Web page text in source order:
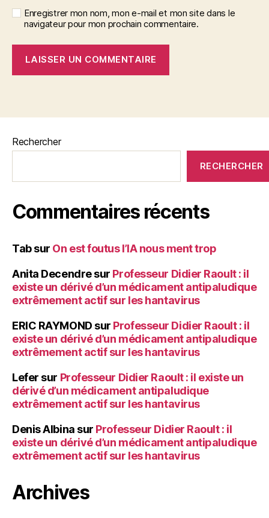
Enregistrer mon nom, mon e-mail et mon site dans le
navigateur pour mon prochain commentaire.
Rechercher
RECHERCHER
Commentaires récents
Tabsur On est foutus l’IA nous ment trop
Anita Decendresur Professeur Didier Raoult : il
existe un dérivé d’un médicament antipaludique
extrêmement actif sur les hantavirus
ERIC RAYMOND sur Professeur Didier Raoult : il
existe un dérivé d’un médicament antipaludique
extrêmement actif sur les hantavirus
Lefer sur Professeur Didier Raoult : il existe un
dérivé d’un médicament antipaludique
extrêmement actif sur les hantavirus
Denis Albina sur Professeur Didier Raoult : il
existe un dérivé d’un médicament antipaludique
extrêmement actif sur les hantavirus
Archives